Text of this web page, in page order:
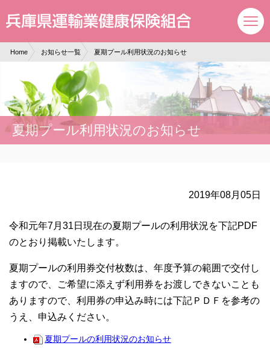
Home お知らせ一覧 夏期プール利用状況のお知らせ
夏期プール利用状況のお知らせ
2019年08月05日
令和元年7月31日現在の夏期プールの利用状況を下記PDF
のとおり掲載いたします。
夏期プールの利用券交付枚数は、年度予算の範囲で交付し
ますので、ご希望に添えず利用券をお渡しできないことも
ありますので、利用券の申込み時には下記ＰＤＦを参考の
うえ、申込みください。
夏期プールの利用状況のお知らせ